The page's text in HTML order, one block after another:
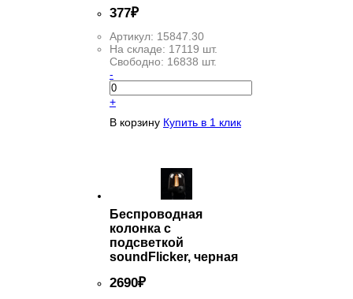
377₽
Артикул: 15847.30
На складе: 17119 шт.
Свободно: 16838 шт.
-
+
В корзину Купить в 1 клик
Беспроводная
колонка с
подсветкой
soundFlicker, черная
2690₽